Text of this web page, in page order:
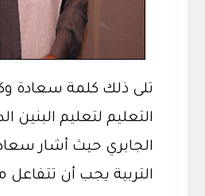
تلى ذلك كلمة سعادة
التعليم لتعليم البنين
الجابري حيث أشار
التربية يجب أن تتفاعل